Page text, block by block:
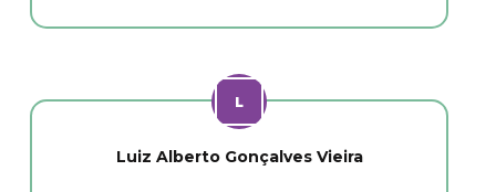
Luiz Alberto Gonçalves Vieira